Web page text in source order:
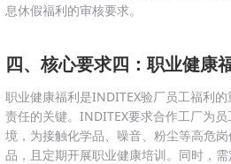
息休假福利的审核要求。
四、核心要求四：职业健康
职业健康福利是INDITEX验厂员工福利
责任的关键。INDITEX要求合作工厂为
境，为接触化学品、噪音、粉尘等高危
品，且定期开展职业健康培训。同时，